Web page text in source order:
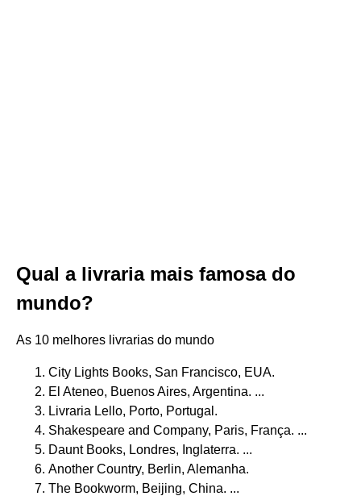
Qual a livraria mais famosa do
mundo?
As 10 melhores livrarias do mundo
City Lights Books, San Francisco, EUA.
El Ateneo, Buenos Aires, Argentina. ...
Livraria Lello, Porto, Portugal.
Shakespeare and Company, Paris, França. ...
Daunt Books, Londres, Inglaterra. ...
Another Country, Berlin, Alemanha.
The Bookworm, Beijing, China. ...